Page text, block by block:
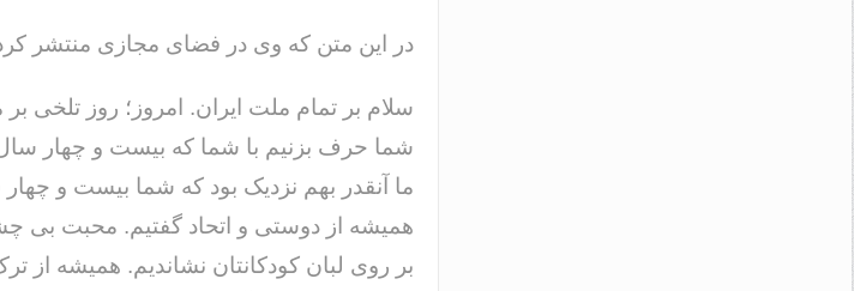
در این متن که وی در فضای مجازی منتشر
سلام بر تمام ملت ایران. امروز؛ روز تلخی
شما حرف بزنیم با شما که بیست و چهار
ما آنقدر بهم نزدیک بود که شما بیست و
همیشه از دوستی و اتحاد گفتیم. محبت بی
بر روی لبان کودکانتان نشاندیم. همیشه از